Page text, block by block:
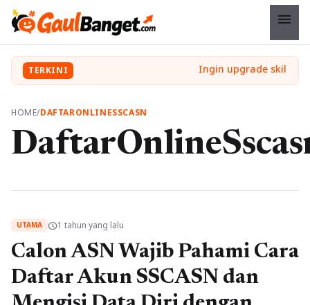
menu
TERKINI
HOME/DAFTARONLINESSCASN
UTAMA schedule1 tahun yang lalu
Calon ASN Wajib Pahami Cara
Daftar Akun SSCASN dan